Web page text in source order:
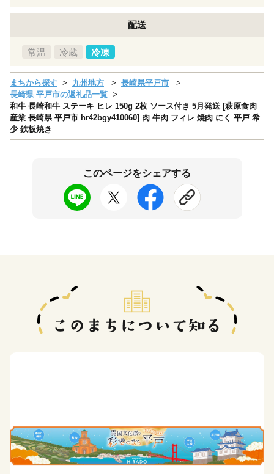
配送
常温 冷蔵 冷凍
まちから探す 九州地方
長崎県平戸市
長崎県 平戸市の返礼品一覧
和牛 長崎和牛 ステーキ ヒレ 150g 2枚 ソース付き 5月発送 [萩原食肉
産業 長崎県 平戸市 hr42bgy410060] 肉 牛肉 フィレ 焼肉 にく 平戸 希
少 鉄板焼き
このページをシェアする